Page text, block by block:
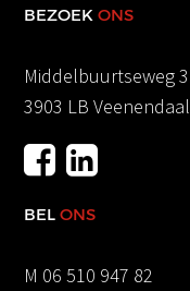
BEZOEKONS
Middelbuurtseweg
3903 LB Veenendaal
BELONS
M 06 510 947 82